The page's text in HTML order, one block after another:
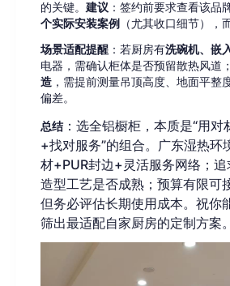
的关键。 建议 ：签约前要求查看该品
个实际安装案例
（尤其收口细节），
场景适配提醒 ：若厨房有洗碗机、嵌
电器，需确认柜体是否预留散热风道
造 ，需提前测量吊顶高度、地面平整
偏差。
总结 ：选全铝橱柜，本质是“用
+找对服务”的组合。广东湿热环
材+PUR封边+灵活服务网络；追
造型工艺是否成熟；预算有限可
但务必评估长期使用成本。祝你
筛出最适配自家厨房的定制方案。